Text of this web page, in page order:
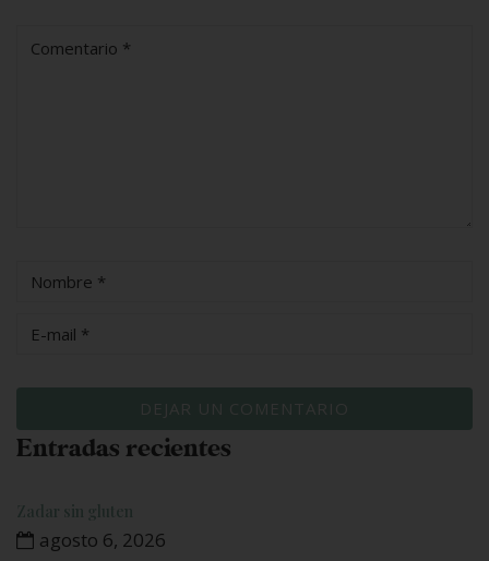
Entradas recientes
Zadar sin gluten
agosto 6, 2026